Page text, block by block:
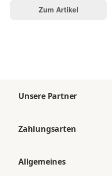
Zum Artikel
Unsere Partner
Zahlungsarten
Allgemeines